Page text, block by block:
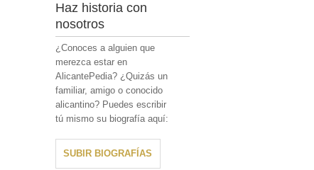
Haz historia con
nosotros
¿Conoces a alguien que
merezca estar en
AlicantePedia? ¿Quizás un
familiar, amigo o conocido
alicantino? Puedes escribir
tú mismo su biografía aquí:
SUBIR BIOGRAFÍAS